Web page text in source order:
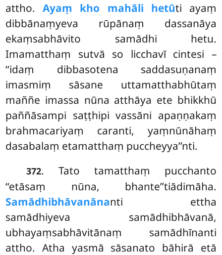
attho.Ayaṃ kho mahāli hetūti ayaṃ
dibbānaṃyeva rūpānaṃ dassanāya
ekaṃsabhāvito samādhi hetu.
Imamatthaṃ sutvā so licchavī cintesi –
‘‘idaṃ dibbasotena saddasuṇanaṃ
imasmiṃ sāsane uttamatthabhūtaṃ
maññe imassa nūna atthāya ete bhikkhū
paññāsampi saṭṭhipi vassāni apaṇṇakaṃ
brahmacariyaṃ caranti, yaṃnūnāhaṃ
dasabalaṃ etamatthaṃ puccheyya’’nti.
372. Tato tamatthaṃ pucchanto
‘‘etāsaṃ nūna, bhante’’tiādimāha.
Samādhibhāvanānanti ettha
samādhiyeva samādhibhāvanā,
ubhayaṃsabhāvitānaṃ samādhīnanti
attho. Atha yasmā sāsanato bāhirā etā